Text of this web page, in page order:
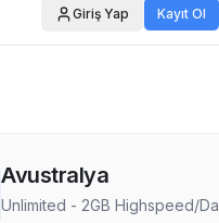
Giriş Yap Kayıt Ol
Avustralya
Unlimited - 2GB Highspeed/